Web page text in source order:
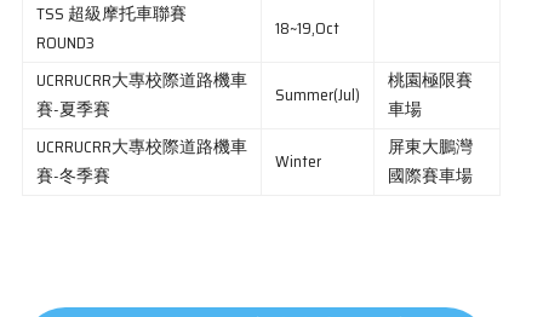
TSS 超級摩托車聯賽
ROUND3
18~19,Oct
UCRRUCRR大專校際道路機車
賽-夏季賽
Summer(Jul)
桃園極限賽
車場
UCRRUCRR大專校際道路機車
賽-冬季賽
Winter
屏東大鵬灣
國際賽車場